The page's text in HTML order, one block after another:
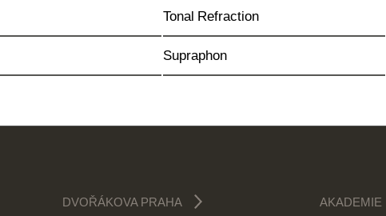
Tonal Refraction
Supraphon
DVOŘÁKOVA PRAHA AKADEMIE